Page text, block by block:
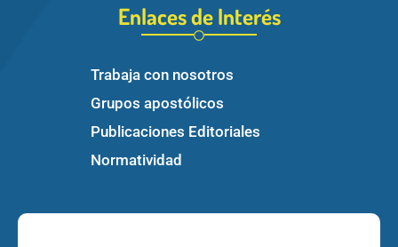
Enlaces de Interés
Trabaja con nosotros
Grupos apostólicos
Publicaciones Editoriales
Normatividad